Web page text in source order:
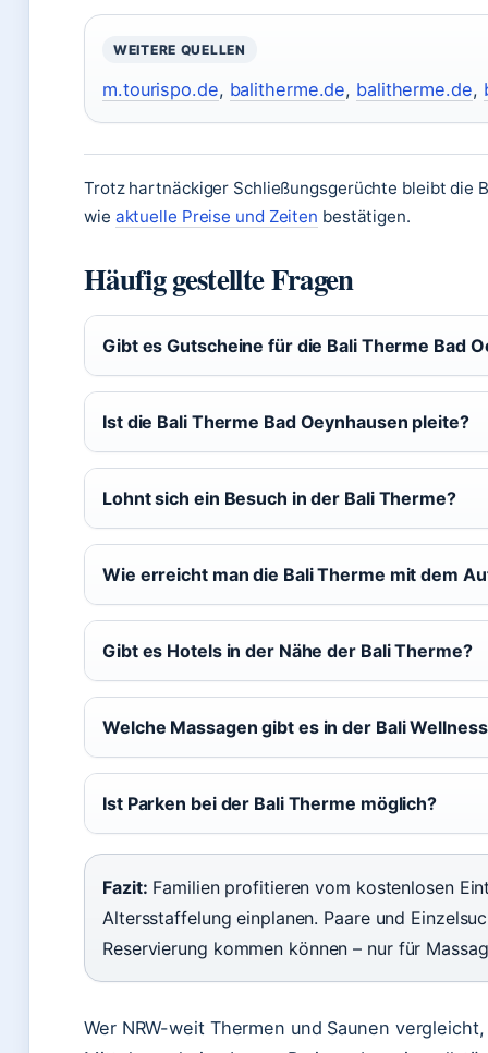
WEITERE QUELLEN
m.tourispo.de, balitherme.de, balitherme.de,
Trotz hartnäckiger Schließungsgerüchte bleibt die
wie aktuelle Preise und Zeiten bestätigen.
Häufig gestellte Fragen
Gibt es Gutscheine für die Bali Therme Bad
Ist die Bali Therme Bad Oeynhausen pleite?
Lohnt sich ein Besuch in der Bali Therme?
Wie erreicht man die Bali Therme mit dem
Gibt es Hotels in der Nähe der Bali Therme?
Welche Massagen gibt es in der Bali
Ist Parken bei der Bali Therme möglich?
Fazit: Familien profitieren vom kostenlosen
Altersstaffelung einplanen. Paare und
Reservierung kommen können – nur für
Wer NRW-weit Thermen und Saunen